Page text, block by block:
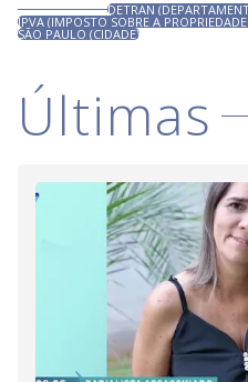
DETRAN
IPVA (IMPOSTO SOBRE A
SÃO PAULO (CIDADE)
Últimas